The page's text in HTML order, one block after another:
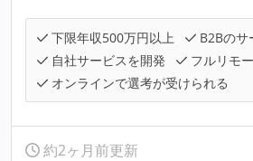
下限年収500万円以上
B2Bの
自社サービスを開発
フルリモ
オンラインで選考が受けられる
約2ヶ月前更新